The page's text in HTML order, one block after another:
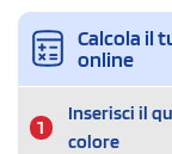
Calcola il
online
1
Inserisci il
colore